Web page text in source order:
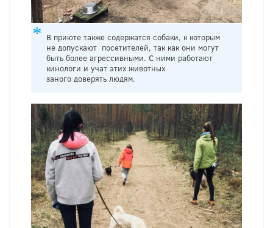
В приюте также содержатся собаки, к которым
не допускают посетителей, так как они могут
быть более агрессивными. С ними работают
кинологи и учат этих животных
заного доверять людям.